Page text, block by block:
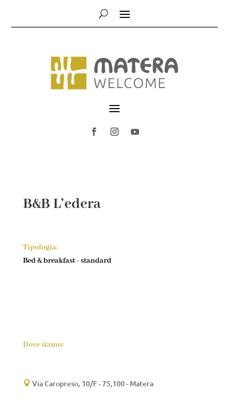
B&B L’edera
Tipologia:
Bed & breakfast - standard
Dove siamo:
 Via Caropreso, 10/F - 75,100 - Matera